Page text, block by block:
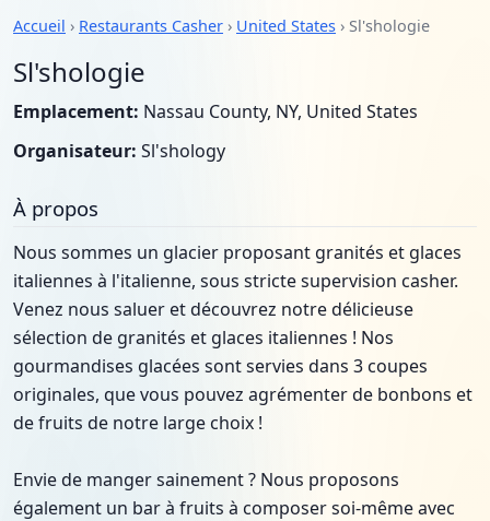
Accueil › Restaurants Casher › United States › Sl'shologie
Sl'shologie
Emplacement: Nassau County, NY, United States
Organisateur: Sl'shology
À propos
Nous sommes un glacier proposant granités et glaces
italiennes à l'italienne, sous stricte supervision casher.
Venez nous saluer et découvrez notre délicieuse
sélection de granités et glaces italiennes ! Nos
gourmandises glacées sont servies dans 3 coupes
originales, que vous pouvez agrémenter de bonbons et
de fruits de notre large choix !
Envie de manger sainement ? Nous proposons
également un bar à fruits à composer soi-même avec